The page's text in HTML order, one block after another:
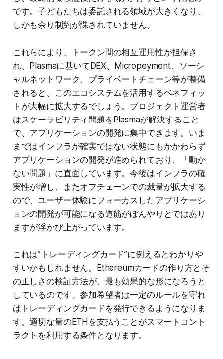
です。子どもたちは委託される領域が大きくなり、
しかも余り制約が課されていません。
これらにより、トークン間の相互運用性が担保さ
れ、Plasmaに基いてDEX、Micropeyment、ソーシ
ャルネットワーク、プライベートチェーン等が整備
されると、このエコシステムを活用するベネフィッ
トが大幅に拡大するでしょう。プロジェクト運営者
はスケーラビリティ問題をPlasmaが解決すること
で、アプリケーションの開発に集中できます。いま
まではインフラが確実ではない状態にもかかわらず
アプリケーションの開発が進められており、「動か
ない問題」に直面しています。今後はインフラの確
実性が増し、またオフチェーンでの裁量が拡大する
ので、ユーザー体験にフォーカスしたアプリケーシ
ョンの開発が可能になる道筋がぼんやりとではあり
ますが浮かび上がっています。
これは”トレーディングカード”に例えるとわかりや
すいかもしれません。Ethereumカードの作り方とそ
の正しさの検証方法が、最も効果的な形になろうと
しているのです。参加希望者は一定のルールを守れ
ばトレーディングカードを発行できるようになりま
す。適切な量のETHを支払うことがスマートコント
ラクトを利用する条件となります。